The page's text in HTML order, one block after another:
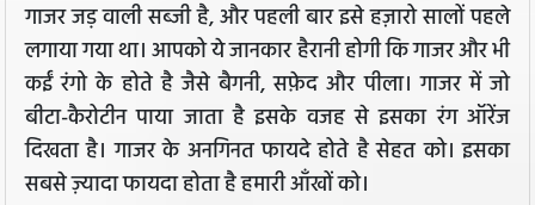
गाजर जड़ वाली सब्जी है, और पहली बार इसे हज़ारो सालों पहले
लगाया गया था। आपको ये जानकार हैरानी होगी कि गाजर और भी
कईं रंगो के होते है जैसे बैगनी, सफ़ेद और पीला। गाजर में जो
बीटा-कैरोटीन पाया जाता है इसके वजह से इसका रंग ऑरेंज
दिखता है। गाजर के अनगिनत फायदे होते है सेहत को। इसका
सबसे ज़्यादा फायदा होता है हमारी आँखों को।